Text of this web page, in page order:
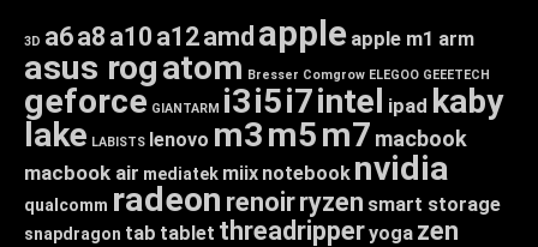
3D a6a8 a10 a12amd apple apple m1 arm
asus rogatom Bresser Comgrow ELEGOO GEEETECH
geforce GIANTARM i3i5i7intel ipad kaby
lake LABISTS lenovo m3m5m7 macbook
macbook air mediatek miix notebook nvidia
qualcomm radeon renoirryzen smart storage
snapdragon tab tablet threadripperyoga zen